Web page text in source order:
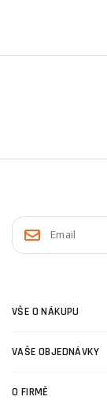
VŠE O NÁKUPU
VAŠE OBJEDNÁVKY
O FIRMĚ